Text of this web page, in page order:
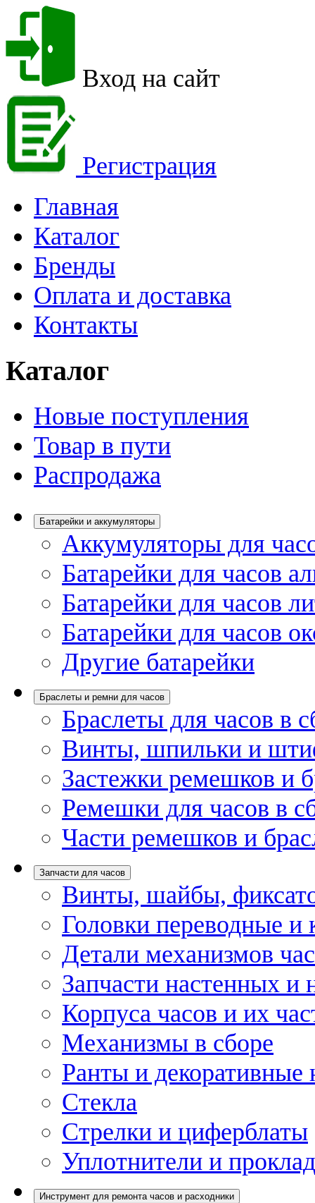
Вход на сайт
Регистрация
Главная
Каталог
Бренды
Оплата и доставка
Контакты
Каталог
Новые поступления
Товар в пути
Распродажа
Батарейки и аккумуляторы
Аккумуляторы для
Батарейки для часов
Батарейки для часов
Батарейки для часов
Другие батарейки
Браслеты и ремни для часов
Браслеты для часов в
Винты, шпильки и
Застежки ремешков и
Ремешки для часов в
Части ремешков и
Запчасти для часов
Винты, шайбы,
Головки переводные и
Детали механизмов
Запчасти настенных и
Корпуса часов и их
Механизмы в сборе
Ранты и декоративные
Стекла
Стрелки и циферблаты
Уплотнители и
Инструмент для ремонта часов и расходники